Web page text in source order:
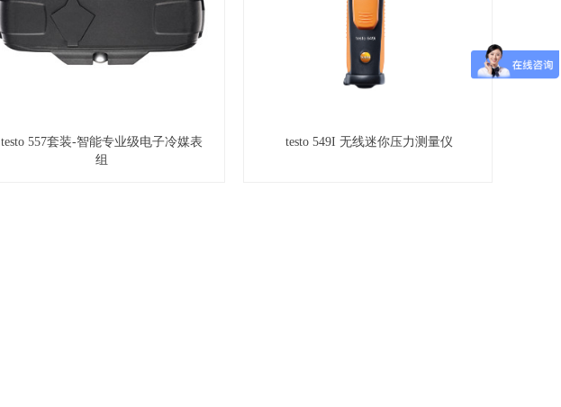
testo 557套装-智能专业级电子冷媒表
组
testo 549I 无线迷你压力测量仪